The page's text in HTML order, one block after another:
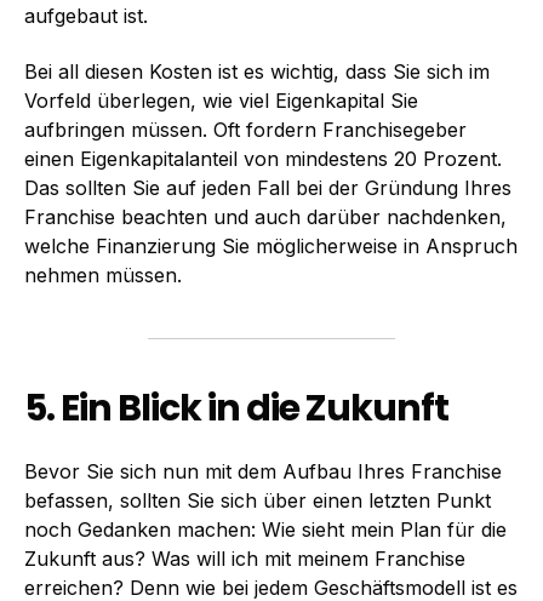
aufgebaut ist.
Bei all diesen Kosten ist es wichtig, dass Sie sich im
Vorfeld überlegen, wie viel Eigenkapital Sie
aufbringen müssen. Oft fordern Franchisegeber
einen Eigenkapitalanteil von mindestens 20 Prozent.
Das sollten Sie auf jeden Fall bei der Gründung Ihres
Franchise beachten und auch darüber nachdenken,
welche Finanzierung Sie möglicherweise in Anspruch
nehmen müssen.
5. Ein Blick in die Zukunft
Bevor Sie sich nun mit dem Aufbau Ihres Franchise
befassen, sollten Sie sich über einen letzten Punkt
noch Gedanken machen: Wie sieht mein Plan für die
Zukunft aus? Was will ich mit meinem Franchise
erreichen? Denn wie bei jedem Geschäftsmodell ist es